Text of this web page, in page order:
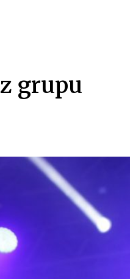
grupu